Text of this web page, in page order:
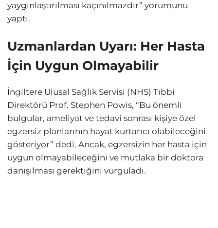
yaygınlaştırılması kaçınılmazdır” yorumunu
yaptı.
Uzmanlardan Uyarı: Her Hasta
İçin Uygun Olmayabilir
İngiltere Ulusal Sağlık Servisi (NHS) Tıbbi
Direktörü Prof. Stephen Powis, “Bu önemli
bulgular, ameliyat ve tedavi sonrası kişiye özel
egzersiz planlarının hayat kurtarıcı olabileceğini
gösteriyor” dedi. Ancak, egzersizin her hasta için
uygun olmayabileceğini ve mutlaka bir doktora
danışılması gerektiğini vurguladı.